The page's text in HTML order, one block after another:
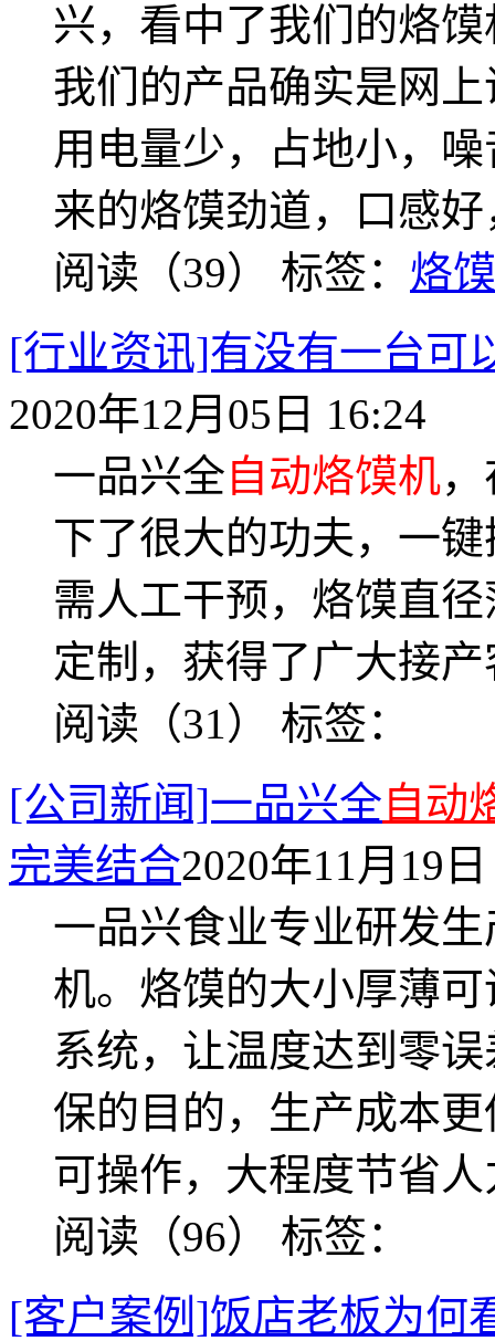
兴，看中了我们的烙
我们的产品确实是网
用电量少，占地小，
来的烙馍劲道，口感
阅读（39） 标签： 烙
[行业资讯]有没有一台可
2020年12月05日 16:24
一品兴全自动烙馍机
下了很大的功夫，一
需人工干预，烙馍直
定制，获得了广大接
阅读（31） 标签：
[公司新闻]一品兴全自动
完美结合2020年11月19
一品兴食业专业研发
机。烙馍的大小厚薄
系统，让温度达到零
保的目的，生产成本
可操作，大程度节省
阅读（96） 标签：
[客户案例]饭店老板为何